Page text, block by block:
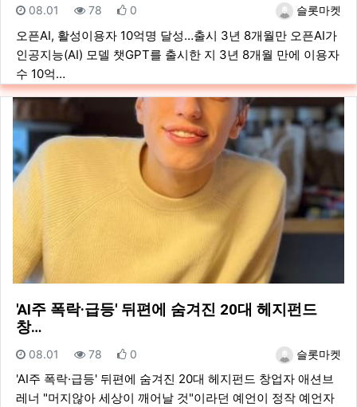
등록자슬롯마켓
등록일
08.01 조회
78 추천
0
오픈AI, 활성이용자 10억명 달성…출시 3년 8개월만 오픈AI가
인공지능(AI) 모델 챗GPT를 출시한 지 3년 8개월 만에 이용자
수 10억…
'AI주 폭락·급등' 뒤편에 숨겨진 20대 헤지펀드
창…
등록자슬롯마켓
등록일
08.01 조회
78 추천
0
'AI주 폭락·급등' 뒤편에 숨겨진 20대 헤지펀드 창업자 애션브
레너 "머지않아 세상이 깨어날 것"이라던 예언이 정작 예언자